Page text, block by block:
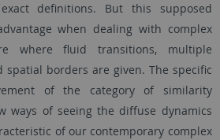
definitions. But this supposed
when dealing with complex
where fluid transitions, multiple
spatial borders are given. The specific
of the category of similarity
ways of seeing the diffuse dynamics
of our contemporary complex